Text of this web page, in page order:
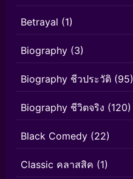
Betrayal (1)
Biography (3)
Biography ชีวประวัติ (95)
Biography ชีวิตจริง (120)
Black Comedy (22)
Classic คลาสสิค (1)